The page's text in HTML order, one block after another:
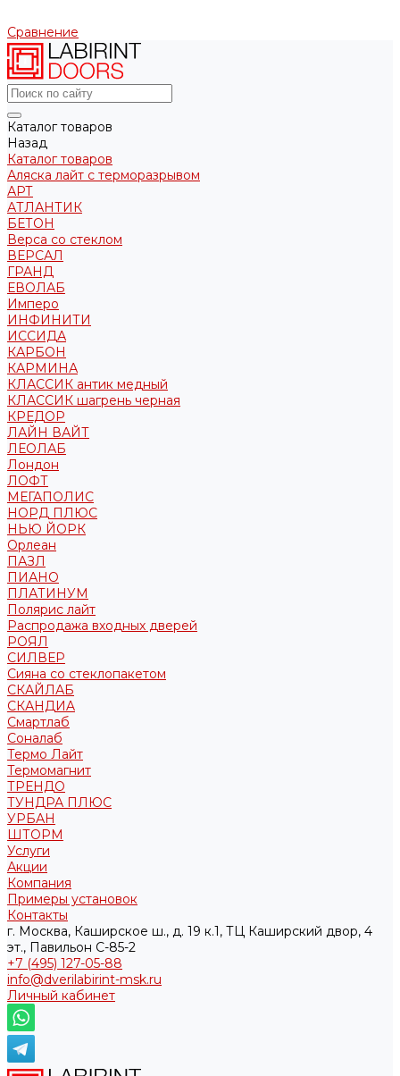
Сравнение
Каталог товаров
Назад
Каталог товаров
Аляска лайт с терморазрывом
АРТ
АТЛАНТИК
БЕТОН
Верса со стеклом
ВЕРСАЛ
ГРАНД
ЕВОЛАБ
Имперо
ИНФИНИТИ
ИССИДА
КАРБОН
КАРМИНА
КЛАССИК антик медный
КЛАССИК шагрень черная
КРЕДОР
ЛАЙН ВАЙТ
ЛЕОЛАБ
Лондон
ЛОФТ
МЕГАПОЛИС
НОРД ПЛЮС
НЬЮ ЙОРК
Орлеан
ПАЗЛ
ПИАНО
ПЛАТИНУМ
Полярис лайт
Распродажа входных дверей
РОЯЛ
СИЛВЕР
Сияна со стеклопакетом
СКАЙЛАБ
СКАНДИA
Смартлаб
Соналаб
Термо Лайт
Термомагнит
ТРЕНДО
ТУНДРА ПЛЮС
УРБАН
ШТОРМ
Услуги
Акции
Компания
Примеры установок
Контакты
г. Москва, Каширское ш., д. 19 к.1, ТЦ Каширский двор, 4
эт., Павильон C-85-2
+7 (495) 127-05-88‬
info@dverilabirint-msk.ru
Личный кабинет